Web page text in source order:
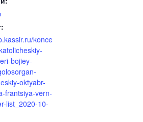
konce
bojiey-
oktyabr-
frantsiya-vern-
list_2020-10-